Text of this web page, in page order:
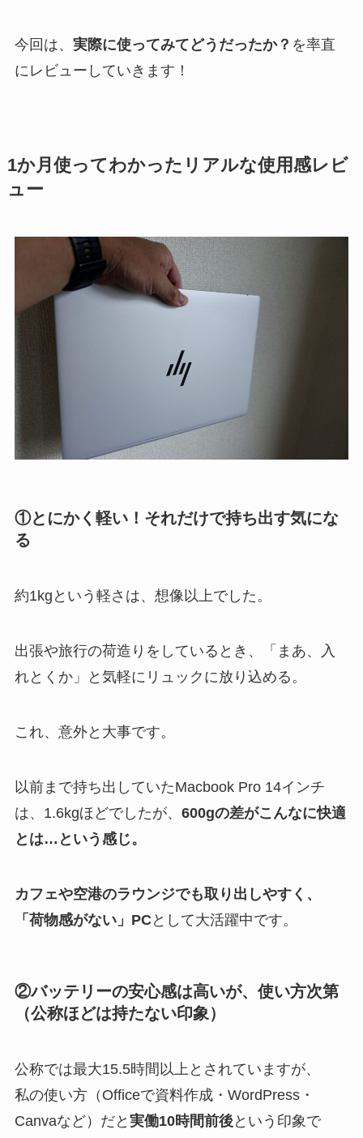
今回は、 実際に使ってみてどうだったか？ を率直
にレビューしていきます！
1か月使ってわかったリアルな使用感レビ
ュー
①とにかく軽い！それだけで持ち出す気にな
る
約1kgという軽さは、想像以上でした。
出張や旅行の荷造りをしているとき、「まあ、入
れとくか」と気軽にリュックに放り込める。
これ、意外と大事です。
以前まで持ち出していたMacbook Pro 14インチ
は、1.6kgほどでしたが、 600gの差がこんなに快適
とは…という感じ。
カフェや空港のラウンジでも取り出しやすく、
「荷物感がない」PCとして大活躍中です。
②バッテリーの安心感は高いが、使い方次第
（公称ほどは持たない印象）
公称では最大15.5時間以上とされていますが、
私の使い方（Officeで資料作成・WordPress・
Canvaなど）だと 実働10時間前後という印象で